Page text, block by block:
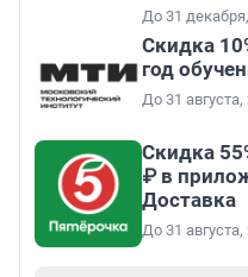
До 31
Скидка
год
До 31 августа,
Скидка
₽ в
Доставка
До 31 августа,